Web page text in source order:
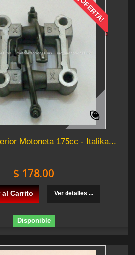
¡OFERTA!
Motoneta 175cc - Italika...
$ 178.00
al Carrito Ver detalles ...
Disponible